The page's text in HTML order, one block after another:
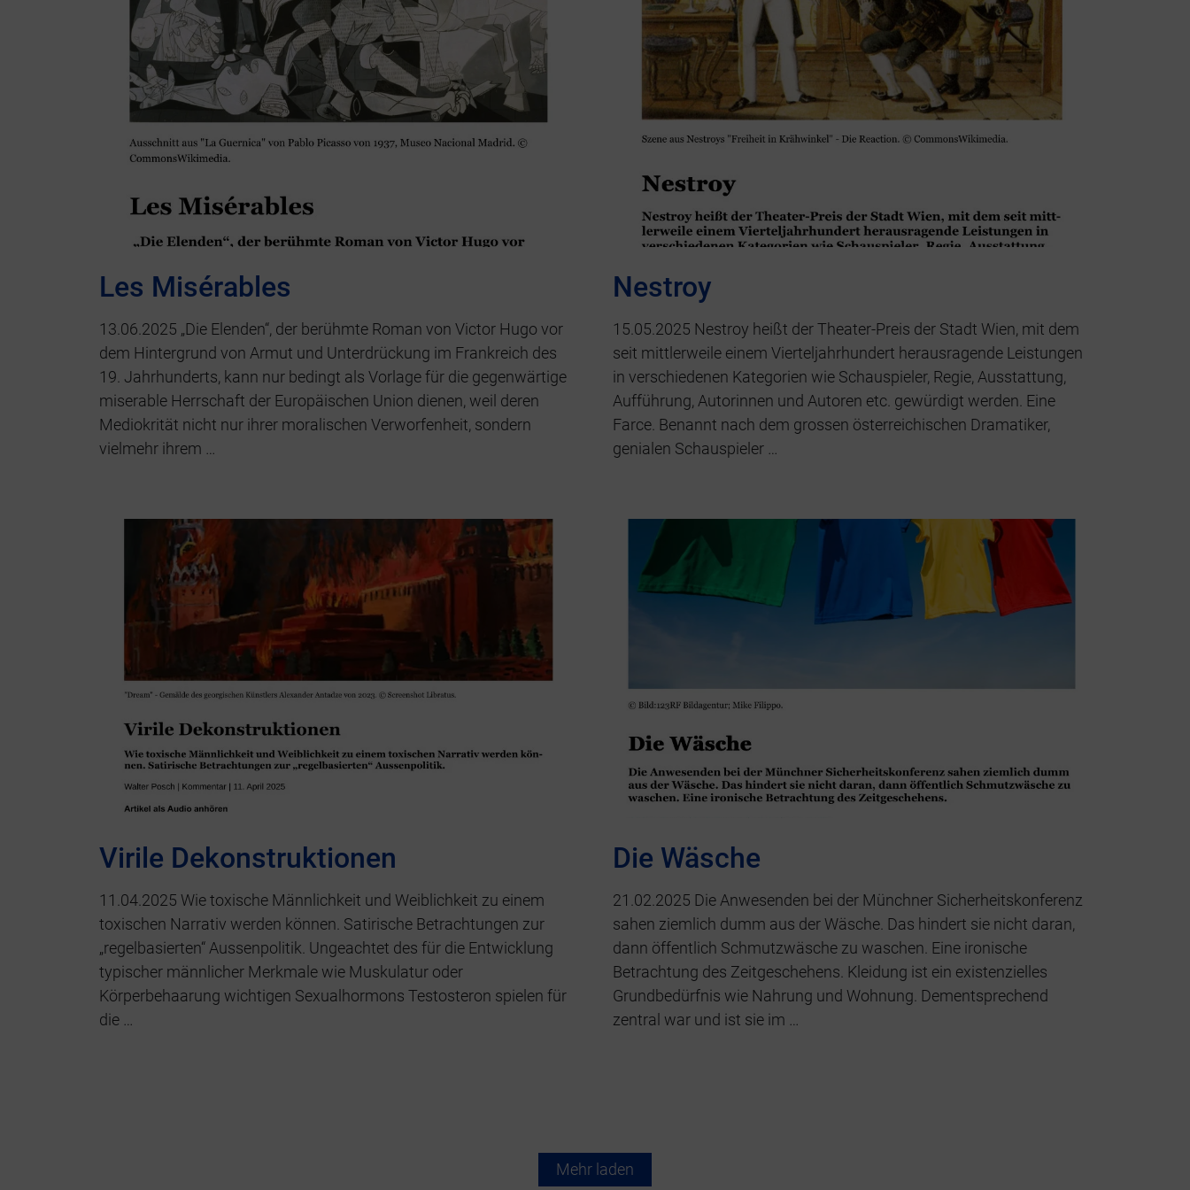
Les Misérables
13.06.2025 „Die Elenden“, der berühmte Roman von Victor Hugo vor
dem Hintergrund von Armut und Unterdrückung im Frankreich des
19. Jahrhunderts, kann nur bedingt als Vorlage für die gegenwärtige
miserable Herrschaft der Europäischen Union dienen, weil deren
Mediokrität nicht nur ihrer moralischen Verworfenheit, sondern
vielmehr ihrem …
Nestroy
15.05.2025 Nestroy heißt der Theater-Preis der Stadt Wien, mit dem
seit mittlerweile einem Vierteljahrhundert herausragende Leistungen
in verschiedenen Kategorien wie Schauspieler, Regie, Ausstattung,
Aufführung, Autorinnen und Autoren etc. gewürdigt werden. Eine
Farce. Benannt nach dem grossen österreichischen Dramatiker,
genialen Schauspieler …
Virile Dekonstruktionen
11.04.2025 Wie toxische Männlichkeit und Weiblichkeit zu einem
toxischen Narrativ werden können. Satirische Betrachtungen zur
„regelbasierten“ Aussenpolitik. Ungeachtet des für die Entwicklung
typischer männlicher Merkmale wie Muskulatur oder
Körperbehaarung wichtigen Sexualhormons Testosteron spielen für
die …
Die Wäsche
21.02.2025 Die Anwesenden bei der Münchner Sicherheitskonferenz
sahen ziemlich dumm aus der Wäsche. Das hindert sie nicht daran,
dann öffentlich Schmutzwäsche zu waschen. Eine ironische
Betrachtung des Zeitgeschehens. Kleidung ist ein existenzielles
Grundbedürfnis wie Nahrung und Wohnung. Dementsprechend
zentral war und ist sie im …
Mehr laden